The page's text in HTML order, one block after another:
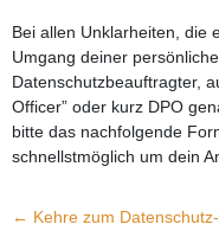
Bei allen Unklarheiten, die
Umgang deiner
Datenschutzbeauftragter,
Officer” oder kurz DPO
bitte das nachfolgende
schnellstmöglich um dein
← Kehre zum